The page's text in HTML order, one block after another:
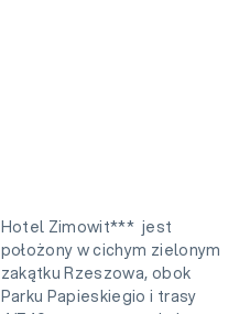
Hotel Zimowit*** jest
położony w cichym zielonym
zakątku Rzeszowa, obok
Parku Papieskiegio i trasy